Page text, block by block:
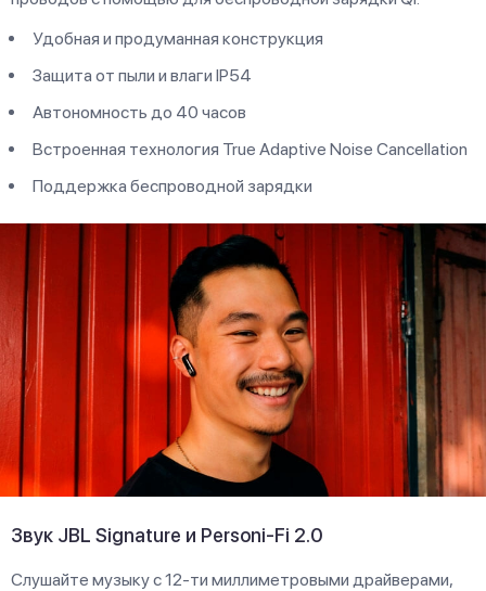
Удобная и продуманная конструкция
Защита от пыли и влаги IP54
Автономность до 40 часов
Встроенная технология True Adaptive Noise Cancellation
Поддержка беспроводной зарядки
Звук JBL Signature и Personi-Fi 2.0
Слушайте музыку с 12-ти миллиметровыми драйверами,